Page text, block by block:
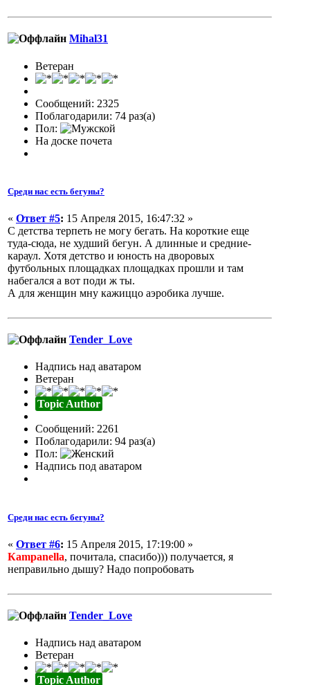
Mihal31
Ветеран
Сообщений: 2325
Поблагодарили: 74 раз(а)
Пол:
На доске почета
Среди нас есть бегуны?
« Ответ #5: 15 Апреля 2015, 16:47:32 »
С детства терпеть не могу бегать. На короткие еще
туда-сюда, не худший бегун. А длинные и средние-
караул. Хотя детство и юность на дворовых
футбольных площадках площадках прошли и там
набегался а вот поди ж ты.
А для женщин мну кажиццо аэробика лучше.
Tender_Love
Надпись над аватаром
Ветеран
Topic Author
Сообщений: 2261
Поблагодарили: 94 раз(а)
Пол:
Надпись под аватаром
Среди нас есть бегуны?
« Ответ #6: 15 Апреля 2015, 17:19:00 »
Кampanella, почитала, спасибо))) получается, я
неправильно дышу? Надо попробовать
Tender_Love
Надпись над аватаром
Ветеран
Topic Author